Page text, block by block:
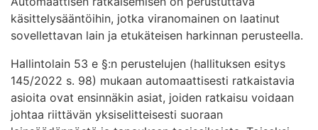
käsittelysääntöihin, jotka viranomainen on laatinut
sovellettavan lain ja etukäteisen harkinnan perusteella.
Hallintolain 53 e §:n perustelujen (hallituksen esitys
145/2022 s. 98) mukaan automaattisesti ratkaistavia
asioita ovat ensinnäkin asiat, joiden ratkaisu voidaan
johtaa riittävän yksiselitteisesti suoraan